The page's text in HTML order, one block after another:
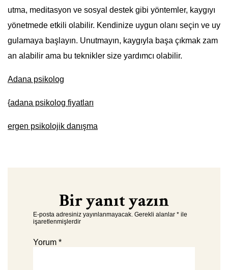
utma, meditasyon ve sosyal destek gibi yöntemler, kaygıyı
yönetmede etkili olabilir. Kendinize uygun olanı seçin ve uy
gulamaya başlayın. Unutmayın, kaygıyla başa çıkmak zam
an alabilir ama bu teknikler size yardımcı olabilir.
Adana psikolog
{adana psikolog fiyatları
ergen psikolojik danışma
Bir yanıt yazın
E-posta adresiniz yayınlanmayacak. Gerekli alanlar * ile
işaretlenmişlerdir
Yorum *